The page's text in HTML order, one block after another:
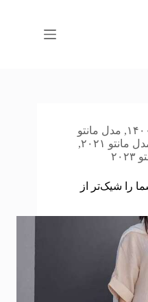
, مدل مانتو
مانتو ۲۰۲۱
,
کفتان ۱۴۰۳ که شما را شیک‌تر از